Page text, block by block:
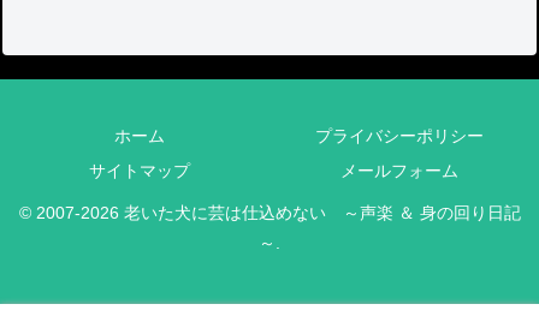
ホーム
プライバシーポリシー
サイトマップ
メールフォーム
© 2007-2026 老いた犬に芸は仕込めない ～声楽 ＆ 身の回り日記
～.